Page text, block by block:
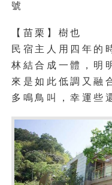
號
【苗栗】樹也
民宿主人用四年的
林結合成一體，明
來是如此低調又融
多鳴鳥叫，幸運些